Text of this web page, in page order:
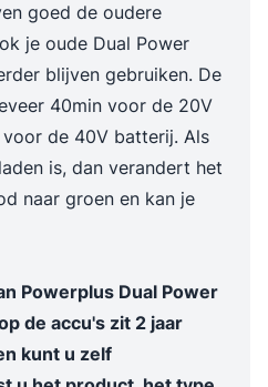
goed de oudere
je oude Dual Power
blijven gebruiken. De
40min voor de 20V
de 40V batterij. Als
is, dan verandert het
naar groen en kan je
Powerplus Dual Power
de accu's zit 2 jaar
kunt u zelf